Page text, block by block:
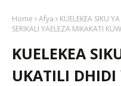
Home Afya
KUELEKEA SIKU
SERIKALI YAELEZA MIKAKATI
KUELEKEA
UKATILI DHIDI